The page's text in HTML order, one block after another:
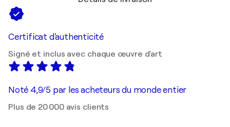
Certificat d'authenticité
Signé et inclus avec chaque œuvre d'art
Noté 4,9/5 par les acheteurs du monde entier
Plus de 20 000 avis clients